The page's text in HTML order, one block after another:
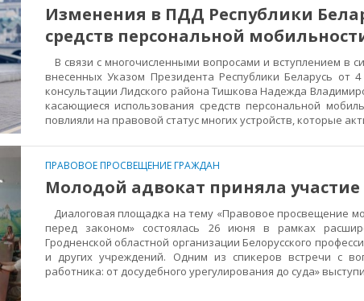
Изменения в ПДД Республики
средств персональной
В связи с многочисленными вопросами и вступлением в
внесенных Указом Президента Республики Беларусь от
консультации Лидского района Тишкова Надежда
касающиеся использования средств персональной
повлияли на правовой статус многих устройств, которые
ПРАВОВОЕ ПРОСВЕЩЕНИЕ ГРАЖДАН
Молодой адвокат приняла
Диалоговая площадка на тему «Правовое просвещение
перед законом» состоялась 26 июня в рамках
Гродненской областной организации Белорусского
и других учреждений. Одним из спикеров встречи с
работника: от досудебного урегулирования до суда»